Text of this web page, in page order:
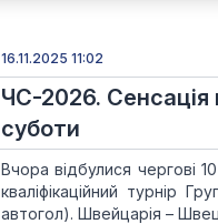
16.11.2025 11:02
ЧС-2026. Сенсація
суботи
Вчора відбулися чергові
кваліфікаційний турнір
автогол). Швейцарія –